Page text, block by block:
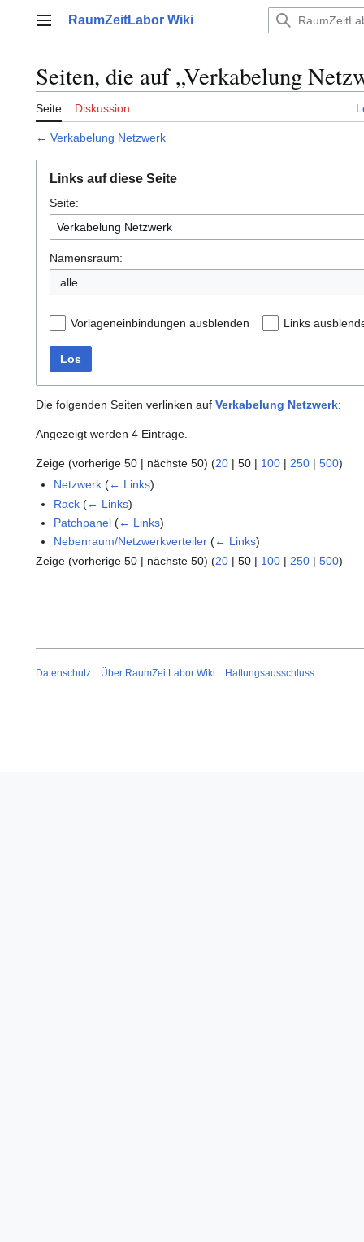
Hauptmenü
RaumZeitLabor Wiki
Seiten, die auf „Verkabelung
Seite Diskussion
← Verkabelung Netzwerk
Links auf diese Seite
Seite:
Namensraum:
alle
Vorlageneinbindungen ausblenden Links
Los
Die folgenden Seiten verlinken auf Verkabelung Netzwerk:
Angezeigt werden 4 Einträge.
Zeige (vorherige 50 | nächste 50) (20 | 50 | 100 | 250 | 500)
Netzwerk (← Links)
Rack (← Links)
Patchpanel (← Links)
Nebenraum/Netzwerkverteiler (← Links)
Zeige (vorherige 50 | nächste 50) (20 | 50 | 100 | 250 | 500)
Datenschutz Über RaumZeitLabor Wiki Haftungsausschluss